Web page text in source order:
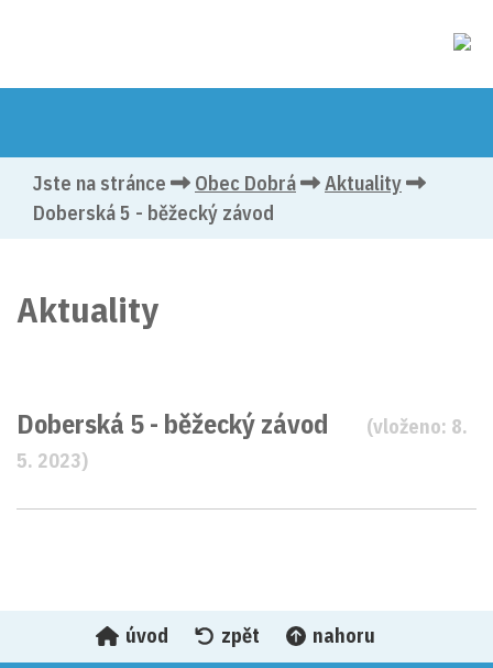
Jste na stránce Obec Dobrá
Aktuality
Doberská 5 - běžecký závod
Aktuality
Doberská 5 - běžecký závod
(vloženo: 8.
5. 2023)
úvod zpět nahoru